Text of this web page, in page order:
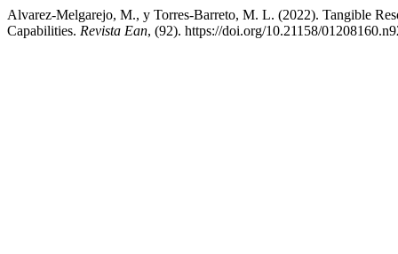
Alvarez-Melgarejo, M., y Torres-Barreto, M. L. (2022). Tangible
Capabilities. Revista Ean, (92). https://doi.org/10.21158/